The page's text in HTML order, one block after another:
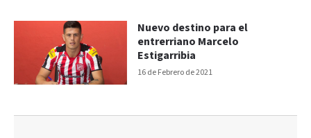
16 de Febrero de 2021
Nuevo destino para el
entrerriano Marcelo
Estigarribia